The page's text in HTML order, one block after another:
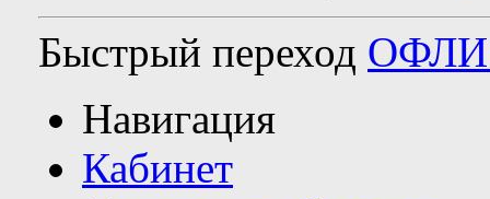
Быстрый переход ОФЛИ
Навигация
Кабинет